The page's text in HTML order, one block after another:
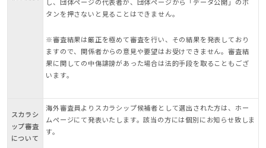
し、団体ページの代表者が、団体ページから「データ公開」のボ
タンを押さないと見ることはできません。
※審査結果は厳正を極めて審査を行い、その結果を発表しており
ますので、関係者からの意見や要望はお受けできません。審査結
果に関しての中傷誹謗があった場合は法的手段を取ることもござ
います。
スカラシ
ップ審査
について
海外審査員よりスカラシップ候補者として選出された方は、ホー
ムページにて発表いたします。該当の方には個別にお知らせ致しま
す。